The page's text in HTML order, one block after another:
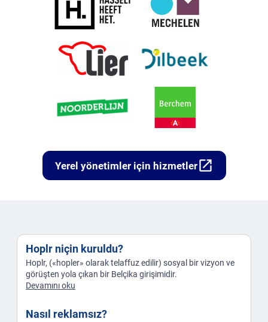
Yerel yönetimler için hizmetleropen_in_new
Hoplr niçin kuruldu?
Hoplr, («hopler» olarak telaffuz edilir) sosyal bir vizyon ve
görüşten yola çıkan bir Belçika girişimidir.
Devamını oku
Nasıl reklamsız?